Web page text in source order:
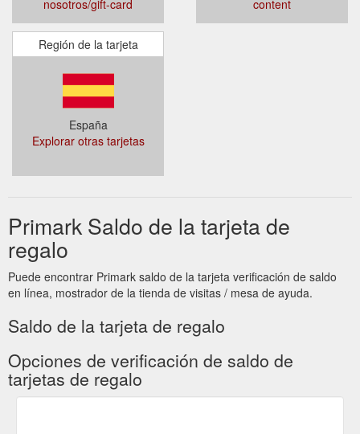
nosotros/gift-card
content
Región de la tarjeta
España
Explorar otras tarjetas
Primark Saldo de la tarjeta de
regalo
Puede encontrar Primark saldo de la tarjeta verificación de saldo
en línea, mostrador de la tienda de visitas / mesa de ayuda.
Saldo de la tarjeta de regalo
Opciones de verificación de saldo de
tarjetas de regalo